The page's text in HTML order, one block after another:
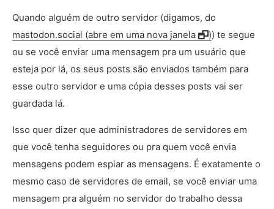
Quando alguém de outro servidor (digamos, do
mastodon.social (abre em uma nova janela
)) te segue
ou se você enviar uma mensagem pra um usuário que
esteja por lá, os seus posts são enviados também para
esse outro servidor e uma cópia desses posts vai ser
guardada lá.
Isso quer dizer que administradores de servidores em
que você tenha seguidores ou pra quem você envia
mensagens podem espiar as mensagens. É exatamente o
mesmo caso de servidores de email, se você enviar uma
mensagem pra alguém no servidor do trabalho dessa